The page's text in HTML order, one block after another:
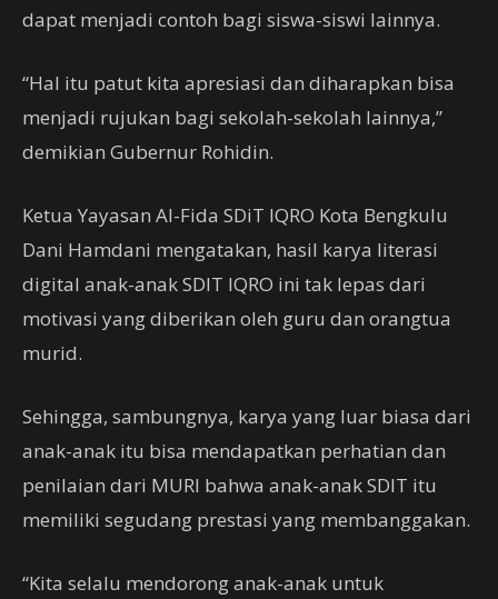
dapat menjadi contoh bagi siswa-siswi lainnya.
“Hal itu patut kita apresiasi dan diharapkan bisa
menjadi rujukan bagi sekolah-sekolah lainnya,”
demikian Gubernur Rohidin.
Ketua Yayasan Al-Fida SDiT IQRO Kota Bengkulu
Dani Hamdani mengatakan, hasil karya literasi
digital anak-anak SDIT IQRO ini tak lepas dari
motivasi yang diberikan oleh guru dan orangtua
murid.
Sehingga, sambungnya, karya yang luar biasa dari
anak-anak itu bisa mendapatkan perhatian dan
penilaian dari MURI bahwa anak-anak SDIT itu
memiliki segudang prestasi yang membanggakan.
“Kita selalu mendorong anak-anak untuk